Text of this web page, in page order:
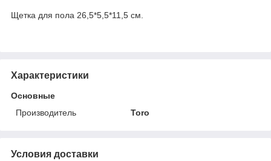
Щетка для пола 26,5*5,5*11,5 см.
Характеристики
Основные
Производитель
Toro
Условия доставки